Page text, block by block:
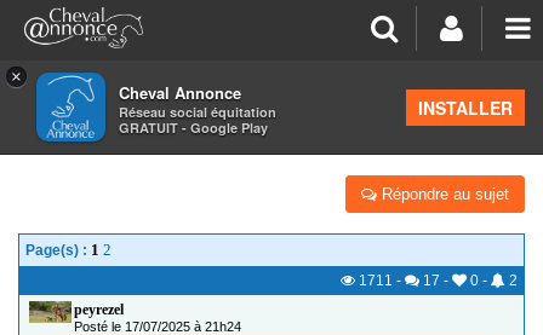
×
Cheval Annonce
Réseau social équitation
GRATUIT - Google Play
INSTALLER
>Concours cheval
PAPERASSE CONCOURS
Répondre au sujet
Page(s) : 1 2
1711 - 17 - 0 -
2
peyrezel
Posté le 17/07/2025 à 21h24